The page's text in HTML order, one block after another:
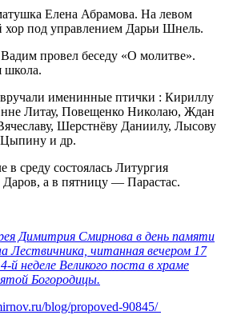
Елена Абрамова. На левом
хор под управлением Дарьи Шнель.
провел беседу «О молитве».
школа.
именинные птички : Кириллу
Литау, Повещенко Николаю, Ждан
Шерстнёву Даниилу, Лысову
Цыпину и др.
в среду состоялась Литургия
а в пятницу — Парастас.
Димитрия Смирнова в день памяти
Лествичника, читанная вечером 17
й неделе Великого поста в храме
Богородицы.
blog/propoved-90845/